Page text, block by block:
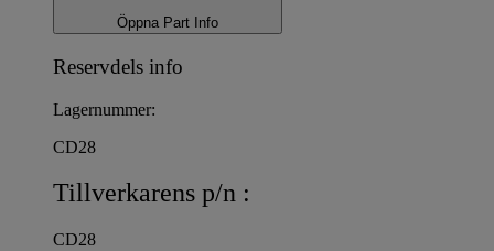
Öppna Part Info
Reservdels info
Lagernummer:
CD28
Tillverkarens p/n :
CD28